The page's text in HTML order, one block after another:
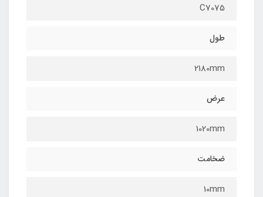
C7075
طول
2180mm
عرض
1020mm
ضخامت
10mm